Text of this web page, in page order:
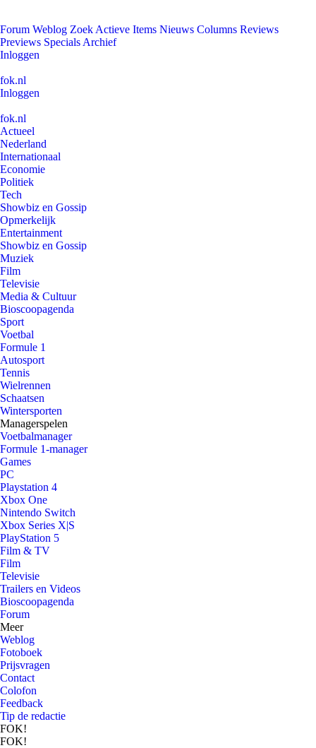
Forum Weblog Zoek Actieve Items Nieuws Columns Reviews
Previews Specials Archief
Inloggen
fok.nl
Inloggen
fok.nl
Actueel
Nederland
Internationaal
Economie
Politiek
Tech
Showbiz en Gossip
Opmerkelijk
Entertainment
Showbiz en Gossip
Muziek
Film
Televisie
Media & Cultuur
Bioscoopagenda
Sport
Voetbal
Formule 1
Autosport
Tennis
Wielrennen
Schaatsen
Wintersporten
Managerspelen
Voetbalmanager
Formule 1-manager
Games
PC
Playstation 4
Xbox One
Nintendo Switch
Xbox Series X|S
PlayStation 5
Film & TV
Film
Televisie
Trailers en Videos
Bioscoopagenda
Forum
Meer
Weblog
Fotoboek
Prijsvragen
Contact
Colofon
Feedback
Tip de redactie
FOK!
FOK!